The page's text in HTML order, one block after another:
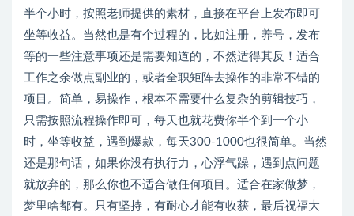
半个小时，按照老师提供的素材，直接在平台上发布即可
坐等收益。当然也是有个过程的，比如注册，养号，发布
等的一些注意事项还是需要知道的，不然适得其反！适合
工作之余做点副业的，或者全职矩阵去操作的非常不错的
项目。简单，易操作，根本不需要什么复杂的剪辑技巧，
只需按照流程操作即可，每天也就花费你半个到一个小
时，坐等收益，遇到爆款，每天300-1000也很简单。当然
还是那句话，如果你没有执行力，心浮气躁，遇到点问题
就放弃的，那么你也不适合做任何项目。适合在家做梦，
梦里啥都有。只有坚持，有耐心才能有收获，最后祝福大